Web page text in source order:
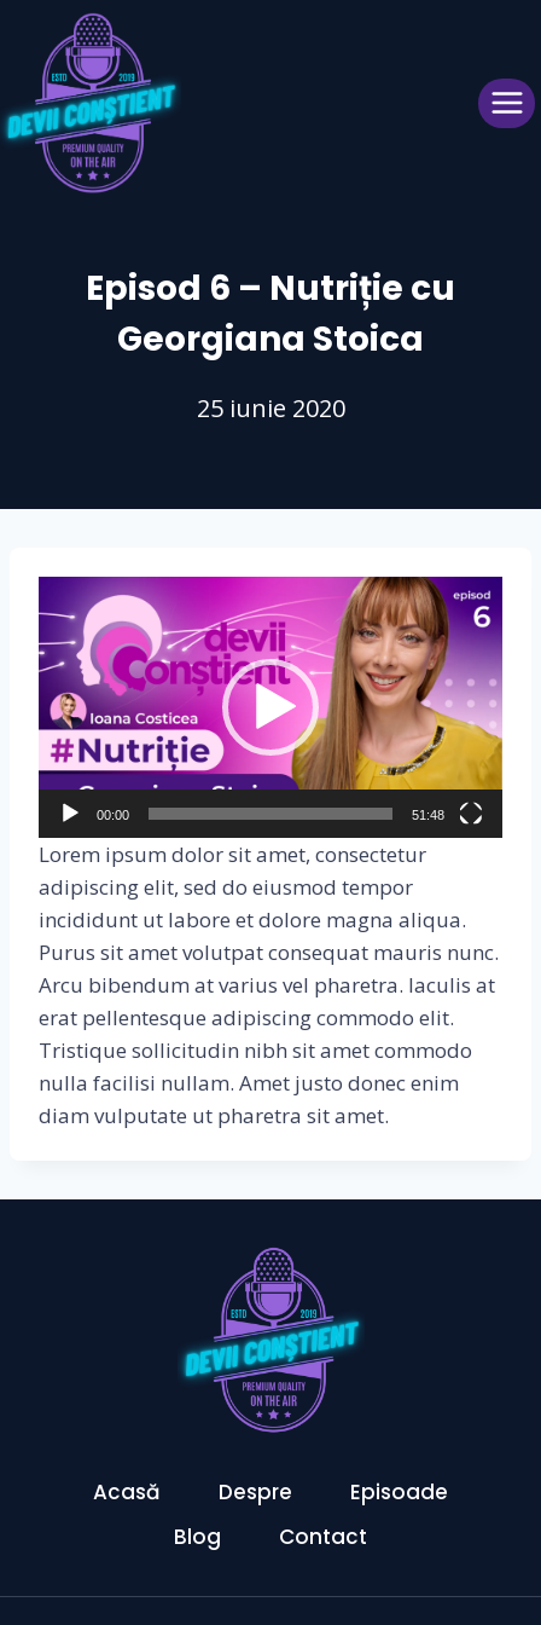
content
Episod 6 – Nutriție cu
Georgiana Stoica
25 iunie 2020
l
a
e
v
d
e
o
00:00 51:48
Lorem ipsum dolor sit amet, consectetur
adipiscing elit, sed do eiusmod tempor
incididunt ut labore et dolore magna aliqua.
Purus sit amet volutpat consequat mauris nunc.
Arcu bibendum at varius vel pharetra. Iaculis at
erat pellentesque adipiscing commodo elit.
Tristique sollicitudin nibh sit amet commodo
nulla facilisi nullam. Amet justo donec enim
diam vulputate ut pharetra sit amet.
Acasă Despre
Episoade
Blog
Contact